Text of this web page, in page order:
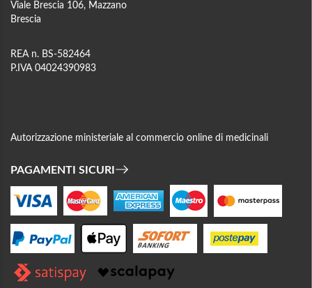
Viale Brescia 106, Mazzano
Brescia
REA n. BS-582464
P.IVA 04024390983
Autorizzazione ministeriale al commercio online di medicinali
PAGAMENTI SICURI